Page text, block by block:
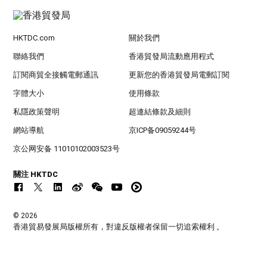
HKTDC.com 關於我們
聯絡我們 香港貿發局流動應用程式
訂閱商貿全接觸電郵通訊 更新您的香港貿發局電郵訂閱
字體大小 使用條款
私隱政策聲明 超連結條款及細則
網站導航 京ICP备09059244号
京公网安备 11010102003523号
關注 HKTDC
© 2026
香港貿易發展局版權所有，對違反版權者保留一切追索權利 。